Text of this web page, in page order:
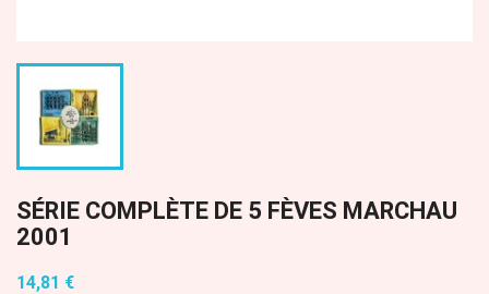
SÉRIE COMPLÈTE DE 5 FÈVES MARCHAU
2001
14,81 €